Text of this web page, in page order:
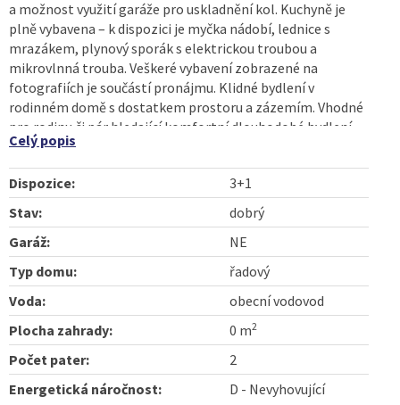
a možnost využití garáže pro uskladnění kol. Kuchyně je
plně vybavena – k dispozici je myčka nádobí, lednice s
mrazákem, plynový sporák s elektrickou troubou a
mikrovlnná trouba. Veškeré vybavení zobrazené na
fotografiích je součástí pronájmu. Klidné bydlení v
rodinném domě s dostatkem prostoru a zázemím. Vhodné
pro rodinu či pár hledající komfortní dlouhodobé bydlení.
Prostory jsou volné ihned. Podmínky nájmu: Nájem 13.000,--
Kč + služby 4.000,--Kč, tj. celkem 17.000,--Kč/měsíc, další
platby poté vždy do 20. v měsíci na následující měsíc. Vratná
kauce 23.000,--Kč. Služby realitní kanceláře 17.000,--Kč.
Všechny shora uvedené platby jsou splatné při podpisu
nájemní smlouvy. Pro více informací či prohlídku nás prosím
neváhejte kontaktovat. Prezentované informace byly
nabyty v dobré víře od vlastníka nemovitosti a naše
společnost je zprostředkovává, co by data informačního
charakteru, za jejichž správnost a úplnost nenese
odpovědnost. RK uvádí energetickou třídu D.
Celý popis
Dispozice:
3+1
Stav:
dobrý
Garáž:
NE
Typ domu:
řadový
Voda:
obecní vodovod
Plocha zahrady:
0 m2
Počet pater:
2
Energetická náročnost:
D - Nevyhovující